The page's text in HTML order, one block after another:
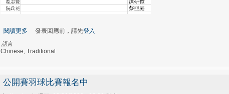
閱讀更多 關於公開賽 賽程公告
發表回應前，請先登入
語言
Chinese, Traditional
公開賽羽球比賽報名中